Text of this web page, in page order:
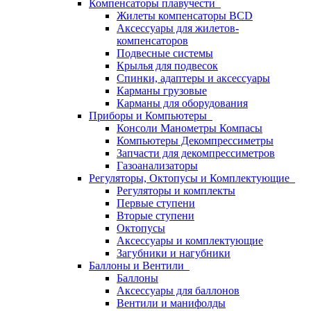
Компенсаторы плавучести
Жилеты компенсаторы BCD
Аксессуары для жилетов-
компенсаторов
Подвесные системы
Крылья для подвесок
Спинки, адаптеры и аксессуары
Карманы грузовые
Карманы для оборудования
Приборы и Компьютеры
Консоли Манометры Компасы
Компьютеры Декомпрессиметры
Запчасти для декомпрессиметров
Газоанализаторы
Регуляторы, Октопусы и Комплектующие
Регуляторы и комплекты
Первые ступени
Вторые ступени
Октопусы
Аксессуары и комплектующие
Загубники и нагубники
Баллоны и Вентили
Баллоны
Аксессуары для баллонов
Вентили и манифолды